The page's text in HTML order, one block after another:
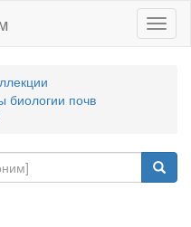
биологии почв